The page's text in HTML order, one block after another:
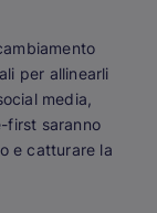
per allinearli
media,
first saranno
e catturare la